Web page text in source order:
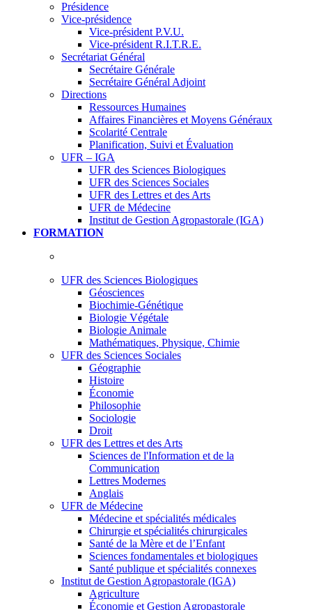
Présidence
Vice-présidence
Vice-président P.V.U.
Vice-président R.I.T.R.E.
Secrétariat Général
Secrétaire Générale
Secrétaire Général Adjoint
Directions
Ressources Humaines
Affaires Financières et Moyens Généraux
Scolarité Centrale
Planification, Suivi et Évaluation
UFR – IGA
UFR des Sciences Biologiques
UFR des Sciences Sociales
UFR des Lettres et des Arts
UFR de Médecine
Institut de Gestion Agropastorale (IGA)
FORMATION
UFR des Sciences Biologiques
Géosciences
Biochimie-Génétique
Biologie Végétale
Biologie Animale
Mathématiques, Physique, Chimie
UFR des Sciences Sociales
Géographie
Histoire
Économie
Philosophie
Sociologie
Droit
UFR des Lettres et des Arts
Sciences de l'Information et de la
Communication
Lettres Modernes
Anglais
UFR de Médecine
Médecine et spécialités médicales
Chirurgie et spécialités chirurgicales
Santé de la Mère et de l’Enfant
Sciences fondamentales et biologiques
Santé publique et spécialités connexes
Institut de Gestion Agropastorale (IGA)
Agriculture
Économie et Gestion Agropastorale